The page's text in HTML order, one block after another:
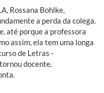
Rossana Bohlke,
a perda da colega.
até porque a professora
assim, ela tem uma longa
de Letras -
docente.